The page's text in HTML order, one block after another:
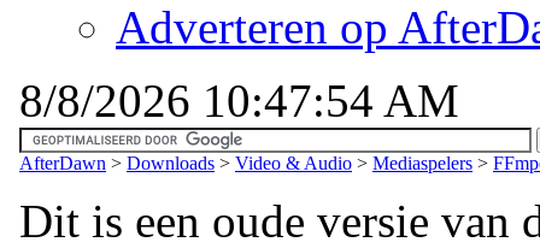
Adverteren op
8/8/2026 10:47:54 AM
AfterDawn > Downloads > Video & Audio > Mediaspelers >
Dit is een oude versie van